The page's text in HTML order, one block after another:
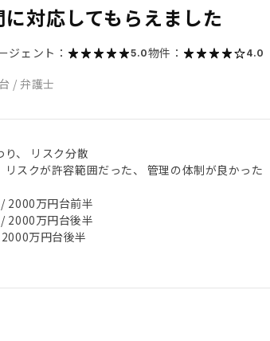
対応してもらえました
ジェント： 5.0物件： 4.0
/弁護士
、 リスク分散
リスクが許容範囲だった、 管理の体制が良かった
2000万円台前半
2000万円台後半
万円台後半